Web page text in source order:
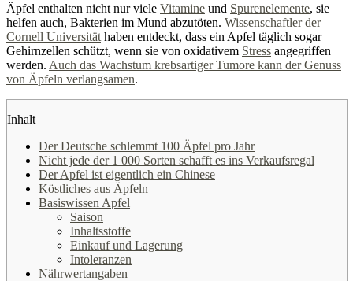
Äpfel enthalten nicht nur viele Vitamine und Spurenelemente, sie
helfen auch, Bakterien im Mund abzutöten. Wissenschaftler der
Cornell Universität haben entdeckt, dass ein Apfel täglich sogar
Gehirnzellen schützt, wenn sie von oxidativem Stress angegriffen
werden. Auch das Wachstum krebsartiger Tumore kann der Genuss
von Äpfeln verlangsamen.
Inhalt
Der Deutsche schlemmt 100 Äpfel pro Jahr
Nicht jede der 1 000 Sorten schafft es ins Verkaufsregal
Der Apfel ist eigentlich ein Chinese
Köstliches aus Äpfeln
Basiswissen Apfel
Saison
Inhaltsstoffe
Einkauf und Lagerung
Intoleranzen
Nährwertangaben